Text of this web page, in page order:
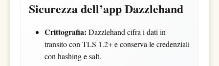
Sicurezza dell’app Dazzlehand
Crittografia: Dazzlehand cifra i dati in
transito con TLS 1.2+ e conserva le credenziali
con hashing e salt.